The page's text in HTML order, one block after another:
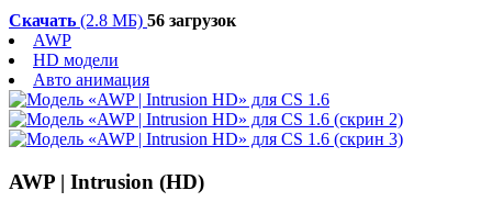
Скачать (2.8 МБ) 56 загрузок
AWP
HD модели
Авто анимация
AWP | Intrusion (HD)